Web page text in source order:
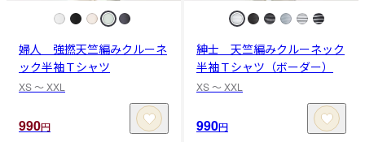
婦人 強撚天竺編みクルーネ
ック半袖Ｔシャツ
XS 〜 XXL
990円
紳士 天竺編みクルーネック
半袖Ｔシャツ（ボーダー）
XS 〜 XXL
990円